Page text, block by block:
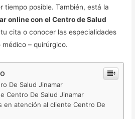
tiempo posible. También, está la
online con el Centro de Salud
cita o conocer las especialidades
– quirúrgico.
De Salud Jinamar
Centro De Salud Jinamar
en atención al cliente Centro De